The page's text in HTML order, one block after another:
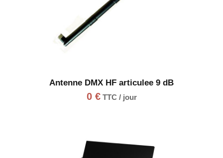
Antenne DMX HF articulee 9 dB
0 €TTC / jour